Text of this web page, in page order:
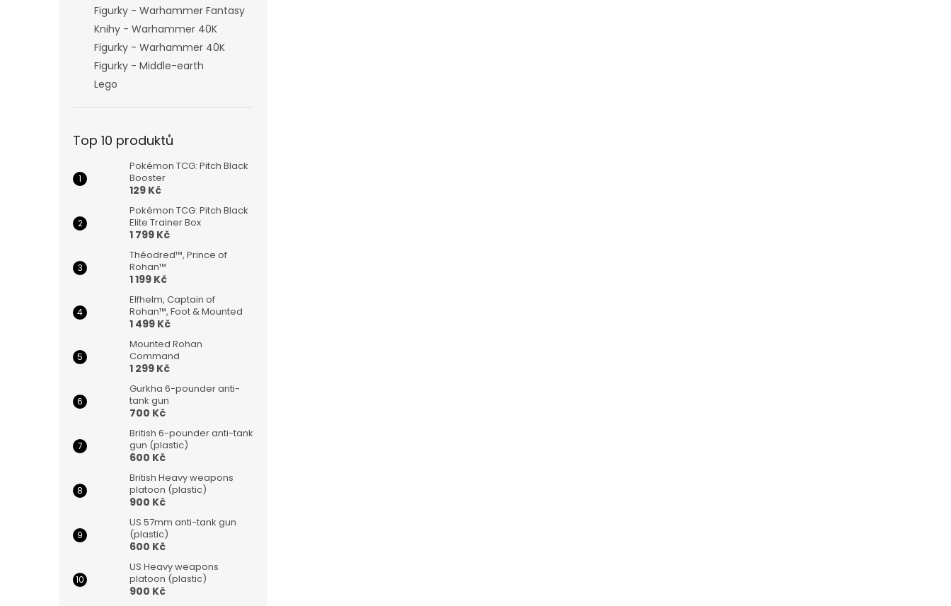
Figurky - Warhammer Fantasy
Knihy - Warhammer 40K
Figurky - Warhammer 40K
Figurky - Middle-earth
Lego
Top 10 produktů
Pokémon TCG: Pitch Black
Booster
129 Kč
Pokémon TCG: Pitch Black
Elite Trainer Box
1 799 Kč
Théodred™, Prince of
Rohan™
1 199 Kč
Elfhelm, Captain of
Rohan™, Foot & Mounted
1 499 Kč
Mounted Rohan
Command
1 299 Kč
Gurkha 6-pounder anti-
tank gun
700 Kč
British 6-pounder anti-tank
gun (plastic)
600 Kč
British Heavy weapons
platoon (plastic)
900 Kč
US 57mm anti-tank gun
(plastic)
600 Kč
US Heavy weapons
platoon (plastic)
900 Kč